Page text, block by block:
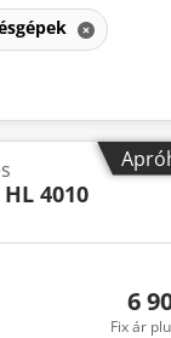
HL 4010
6
Fix ár